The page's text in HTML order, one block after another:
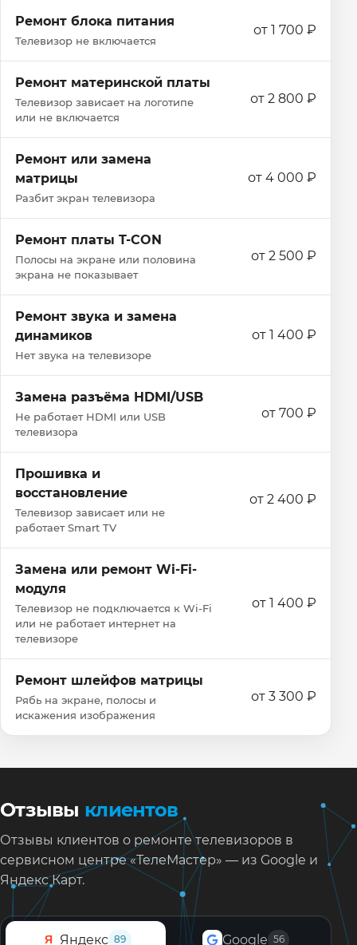
Ремонт блока питания
Телевизор не включается
от 1 700 ₽
Ремонт материнской платы
Телевизор зависает на логотипе
или не включается
от 2 800 ₽
Ремонт или замена
матрицы
Разбит экран телевизора
от 4 000 ₽
Ремонт платы T-CON
Полосы на экране или половина
экрана не показывает
от 2 500 ₽
Ремонт звука и замена
динамиков
Нет звука на телевизоре
от 1 400 ₽
Замена разъёма HDMI/USB
Не работает HDMI или USB
телевизора
от 700 ₽
Прошивка и
восстановление
Телевизор зависает или не
работает Smart TV
от 2 400 ₽
Замена или ремонт Wi‑Fi-
модуля
Телевизор не подключается к Wi‑Fi
или не работает интернет на
телевизоре
от 1 400 ₽
Ремонт шлейфов матрицы
Рябь на экране, полосы и
искажения изображения
от 3 300 ₽
Отзывы клиентов
Отзывы клиентов о ремонте телевизоров в
сервисном центре «ТелеМастер» — из Google и
Яндекс Карт.
Я Яндекс 89 Google 56